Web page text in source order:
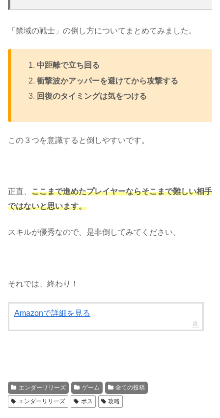
「禁域の戦士」の倒し方についてまとめてみました。
中距離で立ち回る
衝撃波かアッパーを避けてから攻撃する
回復のタイミングは気をつける
この３つを意識すると倒しやすいです。
正直、 ここまで進めたプレイヤーならそこまで難しい相手
ではないと思います。
スキルが優秀なので、是非倒してみてください。
それでは、終わり！
Amazonで詳細を見る
エンダーリリーズ ゲーム
全ての投稿
エンダーリリーズ
ボス 攻略